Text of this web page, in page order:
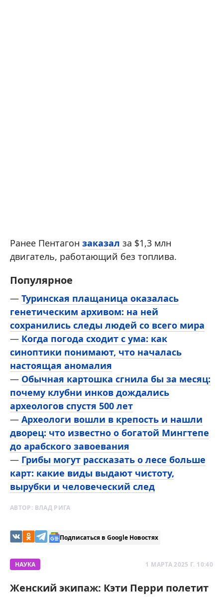
Ранее Пентагон заказал за $1,3 млн
двигатель, работающий без топлива.
Популярное
— Туринская плащаница оказалась
генетическим архивом: на ней
сохранились следы людей со всего мира
— Когда погода сходит с ума: как
синоптики понимают, что началась
настоящая аномалия
— Обычная картошка сгнила бы за месяц:
почему клубни инков дождались
археологов спустя 500 лет
— Археологи вошли в крепость и нашли
дворец: что известно о богатой Мингтепе
до арабского завоевания
— Грибы могут рассказать о лесе больше
карт: какие виды выдают чистоту,
вырубки и человеческий след
АВТОР: ВЛАД РИГА
Подписаться в Google Новостях
НАУКА 1 МАРТА 2025 Г. 10:40
Женский экипаж: Кэти Перри полетит